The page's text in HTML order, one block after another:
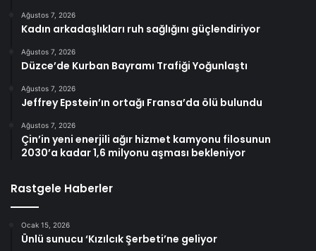
Ağustos 7, 2026
Kadın arkadaşlıkları ruh sağlığını güçlendiriyor
Ağustos 7, 2026
Düzce’de Kurban Bayramı Trafiği Yoğunlaştı
Ağustos 7, 2026
Jeffrey Epstein’ın ortağı Fransa’da ölü bulundu
Ağustos 7, 2026
Çin’in yeni enerjili ağır hizmet kamyonu filosunun
2030’a kadar 1,6 milyonu aşması bekleniyor
Rastgele Haberler
Ocak 15, 2026
Ünlü sunucu ‘Kızılcık Şerbeti’ne geliyor